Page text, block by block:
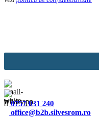
Company
Name
0757 031 240
office@b2b.silvesrom.ro